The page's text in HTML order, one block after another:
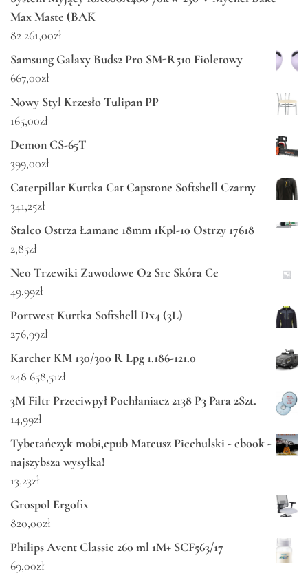
Max Maste (BAK
82 261,00zł
Samsung Galaxy Buds2 Pro SM-R510 Fioletowy
667,00zł
Nowy Styl Krzesło Tulipan PP
165,00zł
Demon CS-65T
399,00zł
Caterpillar Kurtka Cat Capstone Softshell Czarny
341,25zł
Stalco Ostrza Łamane 18mm 1Kpl-10 Ostrzy 17618
2,85zł
Neo Trzewiki Zawodowe O2 Src Skóra Ce
49,99zł
Portwest Kurtka Softshell Dx4 (3L)
276,99zł
Karcher KM 130/300 R Lpg 1.186-121.0
248 658,51zł
3M Filtr Przeciwpył Pochłaniacz 2138 P3 Para 2Szt.
14,99zł
Tybetańczyk mobi,epub Mateusz Piechulski - ebook -
najszybsza wysyłka!
13,23zł
Grospol Ergofix
820,00zł
Philips Avent Classic 260 ml 1M+ SCF563/17
69,00zł